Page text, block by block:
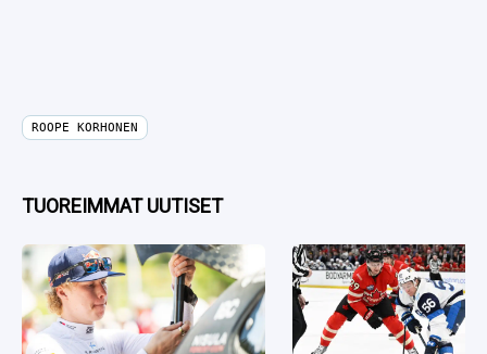
ROOPE KORHONEN
TUOREIMMAT UUTISET